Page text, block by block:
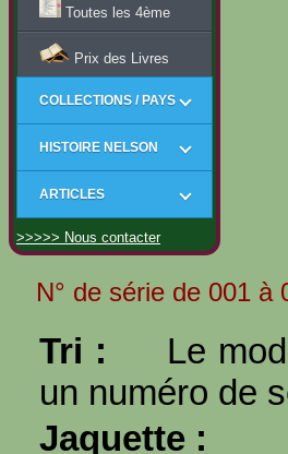
Toutes les 4ème
Prix des Livres
COLLECTIONS / PAYS
HISTOIRE NELSON
ARTICLES
>>>>> Nous contacter
N° de série de 001 à
Tri :
Le
un numéro de
Jaquette :